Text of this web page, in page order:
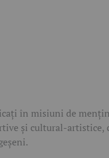
în misiuni de
și cultural-artistice,